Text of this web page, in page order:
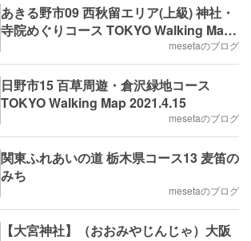
あきる野市09 西秋留エリア(上級) 神社・
寺院めぐりコース TOKYO Walking Map
mesetaのブログ
日野市15 百草周遊・倉沢緑地コース
TOKYO Walking Map 2021.4.15
mesetaのブログ
関東ふれあいの道 栃木県コース13 麦笛の
みち
mesetaのブログ
【大宮神社】（おおみやじんじゃ）大阪